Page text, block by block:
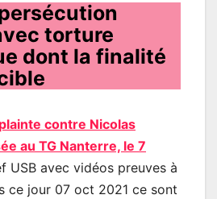
torture
dont la finalité
contre Nicolas
au TG Nanterre, le 7
USB avec vidéos preuves à
ce jour 07 oct 2021 ce sont